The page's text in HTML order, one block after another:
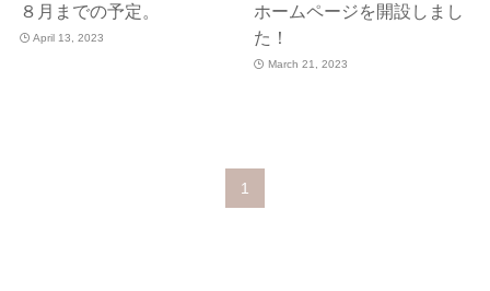
８月までの予定。
April 13, 2023
ホームページを開設しまし
た！
March 21, 2023
1